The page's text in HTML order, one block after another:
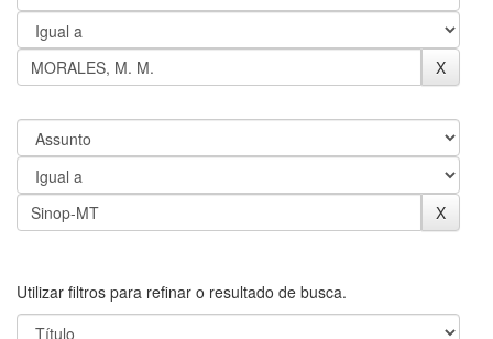
Utilizar filtros para refinar o resultado de busca.